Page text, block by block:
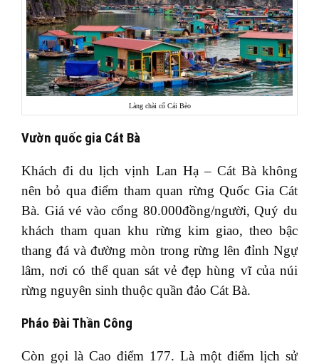
Làng chài cổ Cái Bèo
Vườn quốc gia Cát Bà
Khách đi du lịch vịnh Lan Hạ – Cát Bà không
nên bỏ qua điểm tham quan rừng Quốc Gia Cát
Bà. Giá vé vào cổng 80.000đồng/người, Quý du
khách tham quan khu rừng kim giao, theo bậc
thang đá và đường mòn trong rừng lên đỉnh Ngự
lâm, nơi có thể quan sát vẻ đẹp hùng vĩ của núi
rừng nguyên sinh thuộc quần đảo Cát Bà.
Pháo Đài Thần Công
Còn gọi là Cao điểm 177. Là một điểm lịch sử